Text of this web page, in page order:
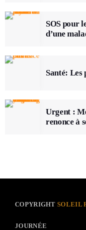
SOS pour
d’une
Santé: Les
Urgent :
renonce à
COPYRIGHTSOLEIL
JOURNÉE